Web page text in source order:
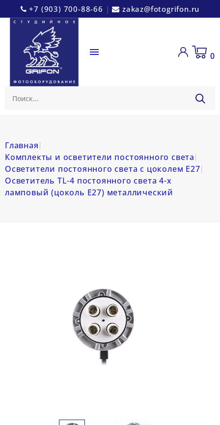
+7 (903) 700-88-66 | zakaz@fotogrifon.ru
 0
Главная
Комплекты и осветители постоянного света
Осветители постоянного света с цоколем E27
Осветитель TL-4 постоянного света 4-х
ламповый (цоколь Е27) металлический